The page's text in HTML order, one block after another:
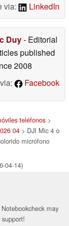
via:
LinkedIn
Duy- Editorial
published
2008
Facebook
teléfonos >
04> DJI Mic 4 o
micrófono
04-14)
may